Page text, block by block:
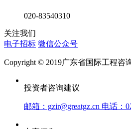
020-83540310
关注我们
电子招标 微信公众号
Copyright © 2019广东省国际工程咨
投资者咨询建议
邮箱：gzir@greatgz.cn 电话：